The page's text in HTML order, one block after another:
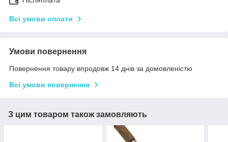
Всі умови оплати
Умови повернення
Повернення товару впродовж 14 днів за домовленістю
Всі умови повернення
З цим товаром також замовляють